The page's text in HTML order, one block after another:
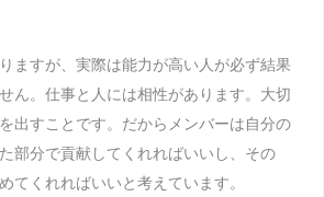
ますが、実際は能力が高い人が必ず結果
ん。仕事と人には相性があります。大切
出すことです。だからメンバーは自分の
部分で貢献してくれればいいし、その
てくれればいいと考えています。